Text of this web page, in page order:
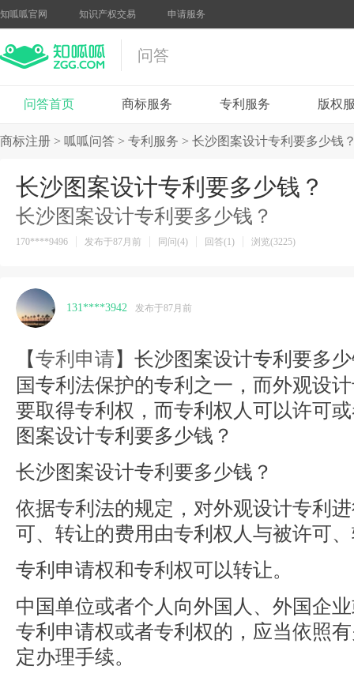
知呱呱官网 知识产权交易 申请服务
问答
问答首页 商标服务 专利服务 版权
商标注册 > 呱呱问答 > 专利服务 > 长沙图案设计专利要多少钱
长沙图案设计专利要多少钱？
长沙图案设计专利要多少钱？
170****9496 发布于87月前 同问(4) 回答(1) 浏览(3225)
131****3942 发布于87月前
【专利申请】长沙图案设计专利要多
国专利法保护的专利之一，而外观设
要取得专利权，而专利权人可以许可
图案设计专利要多少钱？
长沙图案设计专利要多少钱？
依据专利法的规定，对外观设计专利
可、转让的费用由专利权人与被许可
专利申请权和专利权可以转让。
中国单位或者个人向外国人、外国企
专利申请权或者专利权的，应当依照
定办理手续。